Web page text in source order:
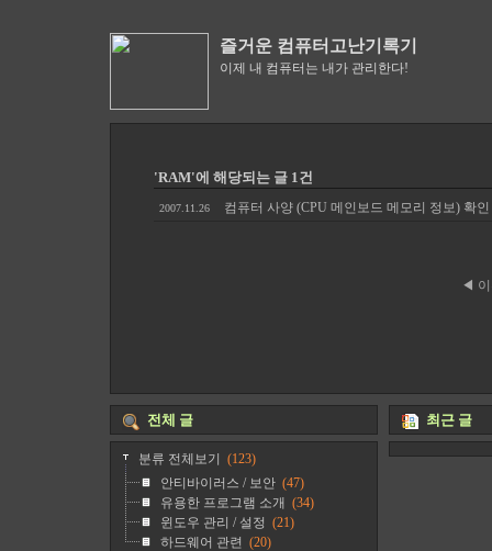
즐거운 컴퓨터고난기록기
이제 내 컴퓨터는 내가 관리한다!
'RAM'에 해당되는 글 1건
2007.11.26 컴퓨터 사양 (CPU 메인보드 메모리 정보) 확
◀
전체 글
분류 전체보기
(123)
안티바이러스 / 보안 (47)
유용한 프로그램 소개 (34)
윈도우 관리 / 설정 (21)
하드웨어 관련 (20)
최근 글